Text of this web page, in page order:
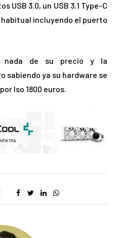
USB 3.0, un USB 3.1 Type-C
incluyendo el puerto
nada de su precio y la
sabiendo ya su hardware se
lso 1800 euros.